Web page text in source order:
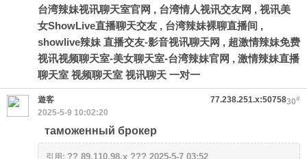
台湾辣妹视讯聊天室官网 , 台湾情人视讯交友网 , 视讯美
女ShowLive直播聊天交友 , 台湾辣妹裸聊直播间 ,
showlive辣妹 直播交友-影音视讯聊天网 , 超激情辣妹免费
视讯视频聊天室-美女聊天室-台湾辣妹官网 , 激情辣妹直播
聊天室 视频聊天室 视讯聊天 一对一
30#
遊客
77.238.251.x:50758
2025-5-9 10:02:20
таможенный брокер
引用: ?? 89.110.98.x ??? 2025-5-7 03:52